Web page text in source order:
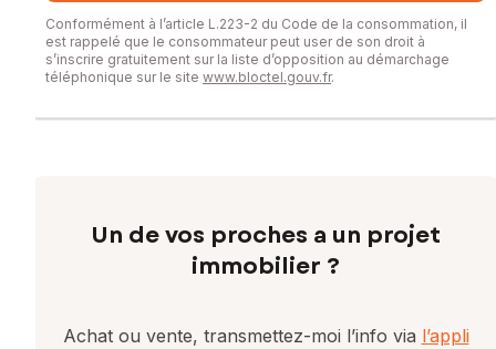
Conformément à l’article L.223-2 du Code de la consommation, il
est rappelé que le consommateur peut user de son droit à
s’inscrire gratuitement sur la liste d’opposition au démarchage
téléphonique sur le site www.bloctel.gouv.fr.
Un de vos proches a un projet
immobilier ?
Achat ou vente, transmettez-moi l’info via l’appli